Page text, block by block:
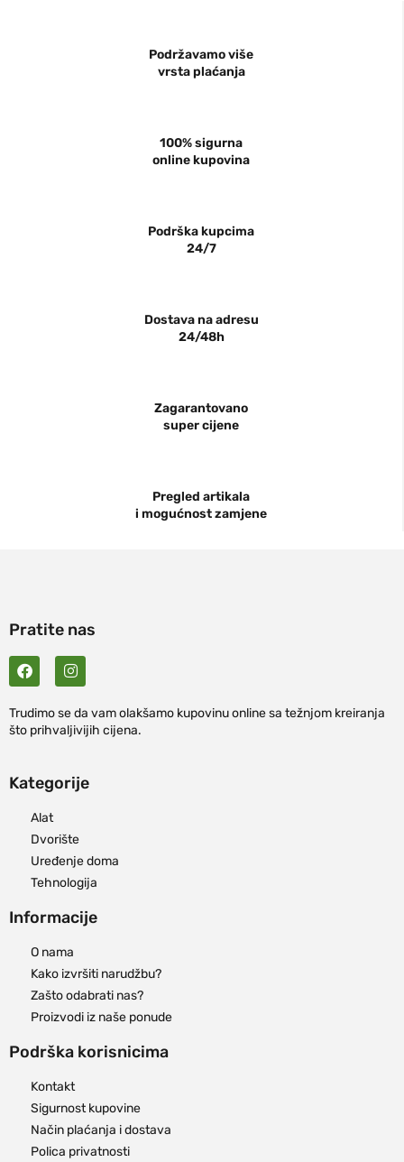
Podržavamo više
vrsta plaćanja
100% sigurna
online kupovina
Podrška kupcima
24/7
Dostava na adresu
24/48h
Zagarantovano
super cijene
Pregled artikala
i mogućnost zamjene
Pratite nas
Trudimo se da vam olakšamo kupovinu online sa težnjom kreiranja
što prihvaljivijih cijena.
Kategorije
Alat
Dvorište
Uređenje doma
Tehnologija
Informacije
O nama
Kako izvršiti narudžbu?
Zašto odabrati nas?
Proizvodi iz naše ponude
Podrška korisnicima
Kontakt
Sigurnost kupovine
Način plaćanja i dostava
Polica privatnosti